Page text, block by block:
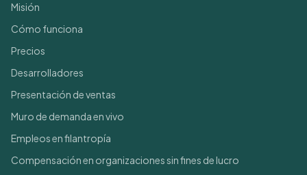
Misión
Cómo funciona
Precios
Desarrolladores
Presentación de ventas
Muro de demanda en vivo
Empleos en filantropía
Compensación en organizaciones sin fines de lucro